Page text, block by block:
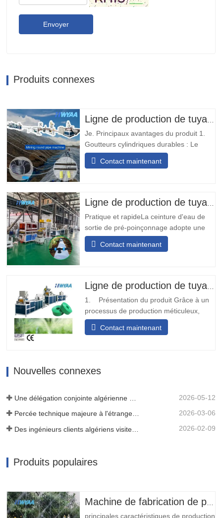
Envoyer
Produits connexes
Je. Principaux avantages du produit 1.
Goutteurs cylindriques durables : Le
tuyau d'irrigation goutte à goutte avec
émetteur rond incrusté est équipé de
l'orientation, adapté aux opérations
Contact maintenant
Pratique et rapideLa ceinture d'eau de
sortie de pré-poinçonnage adopte une
conception modulaire, simple et pratique
à installer. Il ne nécessite aucune
transporteuse d'eau de sortie de pré-
poinçonnage peut être conçue…
Contact maintenant
1. Présentation du produit Grâce à un
processus de production méticuleux,
nous déplions et plions la matière
première de la bande tissée ou de la
Par la suite, nous…
Contact maintenant
Nouvelles connexes
2026-05-12
Percée technique majeure à l'étranger ! HWYAA développe avec succès un système d'irrigation goutte à goutte en bande pour cultures continues sur trois saisons. 2026-03-06
2026-02-09
Produits populaires
principales caractéristiques de production